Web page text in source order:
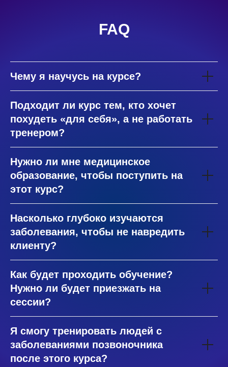
FAQ
Чему я научусь на курсе?
Подходит ли курс тем, кто хочет
похудеть «для себя», а не работать
тренером?
Нужно ли мне медицинское
образование, чтобы поступить на
этот курс?
Насколько глубоко изучаются
заболевания, чтобы не навредить
клиенту?
Как будет проходить обучение?
Нужно ли будет приезжать на
сессии?
Я смогу тренировать людей с
заболеваниями позвоночника
после этого курса?